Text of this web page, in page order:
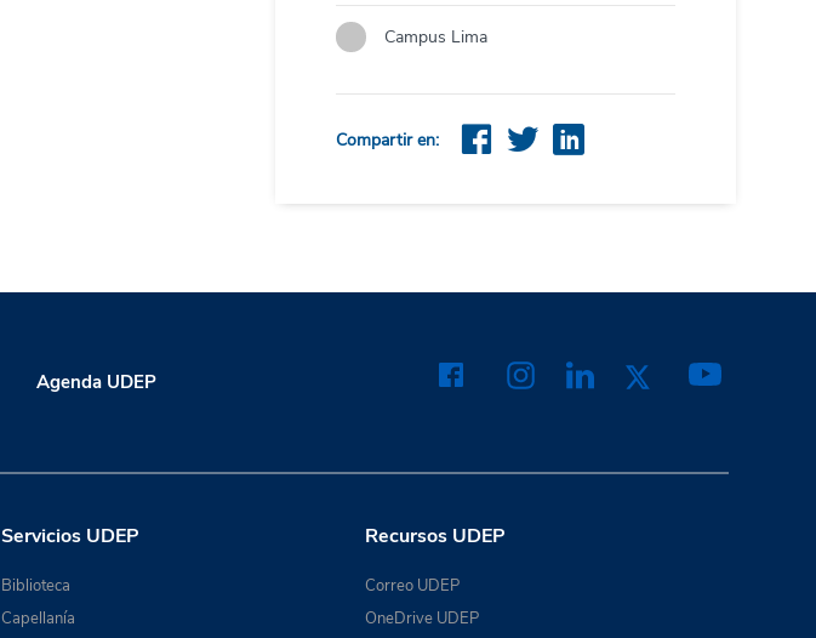
Campus Lima
Compartir en:
Agenda UDEP
Servicios UDEP
Biblioteca
Capellanía
Recursos UDEP
Correo UDEP
OneDrive UDEP